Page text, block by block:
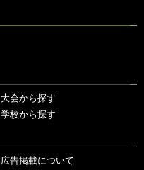
大会から探す
学校から探す
広告掲載について